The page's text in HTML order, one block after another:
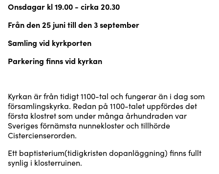
Onsdagar kl 19.00 - cirka 20.30
Från den 25 juni till den 3 september
Samling vid kyrkporten
Parkering finns vid kyrkan
Kyrkan är från tidigt 1100-tal och fungerar än i dag som
församlingskyrka. Redan på 1100-talet uppfördes det
första klostret som under många århundraden var
Sveriges förnämsta nunnekloster och tillhörde
Cistercienserorden.
Ett baptisterium(tidigkristen dopanläggning) finns fullt
synlig i klosterruinen.